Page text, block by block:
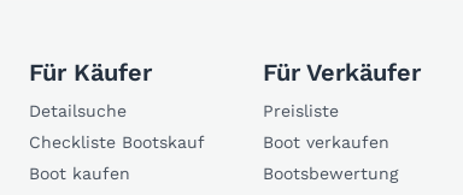
Für Käufer
Detailsuche
Checkliste Bootskauf
Boot kaufen
Für Verkäufer
Preisliste
Boot verkaufen
Bootsbewertung